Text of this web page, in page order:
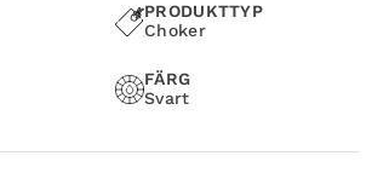
PRODUKTTYP
Choker
FÄRG
Svart